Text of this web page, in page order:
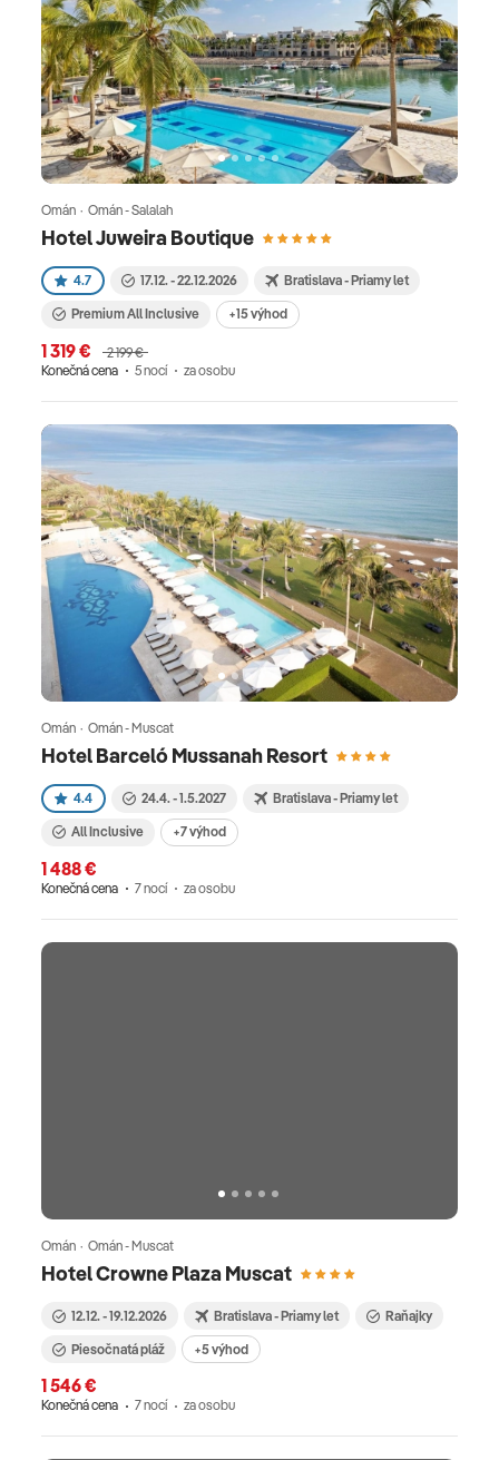
Hotel Juweira Boutique
Omán · Omán - Salalah
4.7 17.12. - 22.12.2026 Bratislava - Priamy let
Premium All Inclusive +15 výhod
1 319 €
2 199 €
Konečná cena
5 nocí za osobu
Hotel Barceló Mussanah Resort
Omán · Omán - Muscat
4.4 24.4. - 1.5.2027 Bratislava - Priamy let
All Inclusive +7 výhod
1 488 €
Konečná cena 7 nocí za osobu
Hotel Crowne Plaza Muscat
Omán · Omán - Muscat
12.12. - 19.12.2026 Bratislava - Priamy let
Raňajky
Piesočnatá pláž
+5 výhod
1 546 €
Konečná cena 7 nocí za osobu